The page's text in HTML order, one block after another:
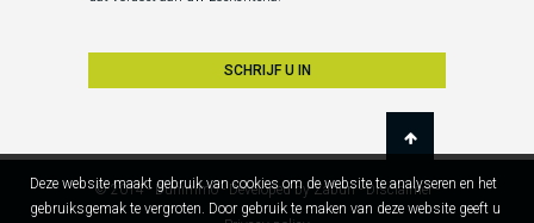
SCHRIJF U IN
© 2014 - Dunimmo - Developed by Zabun-Disclaimer-
Deze website maakt gebruik van cookies om de website te analyseren en het
gebruiksgemak te vergroten. Door gebruik te maken van deze website geeft u